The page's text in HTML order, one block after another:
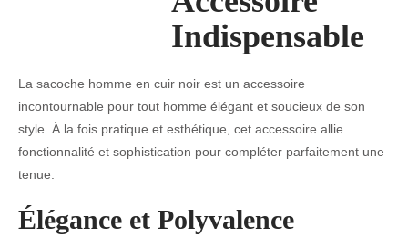
Indispensable
La sacoche homme en cuir noir est un accessoire
incontournable pour tout homme élégant et soucieux de son
style. À la fois pratique et esthétique, cet accessoire allie
fonctionnalité et sophistication pour compléter parfaitement une
tenue.
Élégance et Polyvalence